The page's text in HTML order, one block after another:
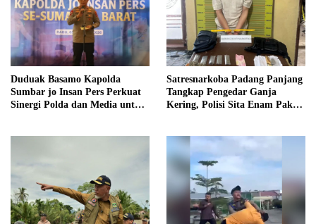
Duduak Basamo Kapolda
Sumbar jo Insan Pers Perkuat
Sinergi Polda dan Media untuk
Satresnarkoba Padang Panjang
Tangkap Pengedar Ganja
Kering, Polisi Sita Enam Paket